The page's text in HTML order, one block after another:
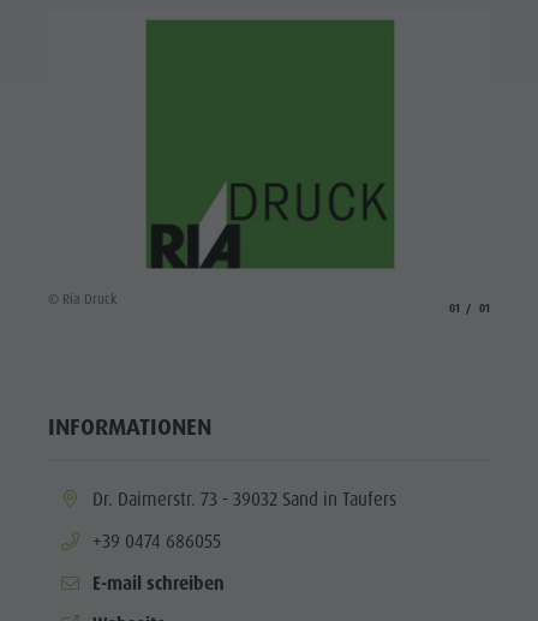
© Ria Druck
01 01
INFORMATIONEN
aria.location:
Dr. Daimerstr. 73 - 39032 Sand in Taufers
aria.phone:
+39 0474 686055
E-mail schreiben